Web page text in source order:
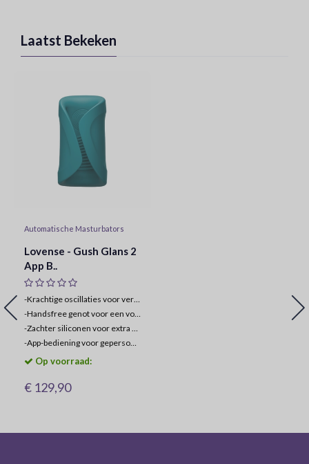
Laatst Bekeken
Automatische Masturbators
Lovense - Gush Glans 2
App B..
-Krachtige oscillaties voor verbeterde stimulatie
-Handsfree genot voor een volledig meeslepende ervaring
-Zachter siliconen voor extra comfort en dekking
-App-bediening voor gepersonaliseerd en langeafstandsplezier
Op voorraad:
€ 129,90